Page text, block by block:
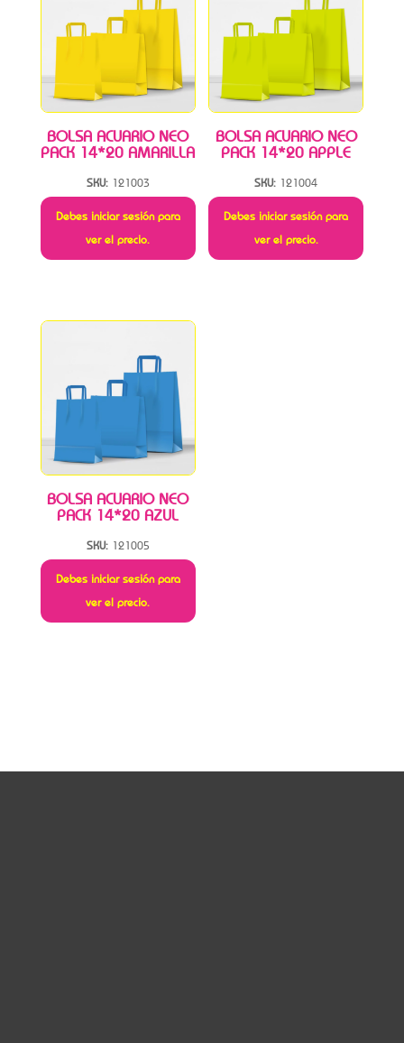
BOLSA ACUARIO NEO
PACK 14*20 AMARILLA
SKU: 121003
Debes iniciar sesión para
ver el precio.
BOLSA ACUARIO NEO
PACK 14*20 APPLE
SKU: 121004
Debes iniciar sesión para
ver el precio.
BOLSA ACUARIO NEO
PACK 14*20 AZUL
SKU: 121005
Debes iniciar sesión para
ver el precio.